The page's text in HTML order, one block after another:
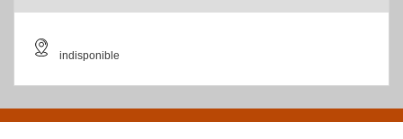
indisponible